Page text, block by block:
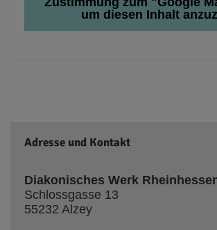
um diesen Inhalt
Adresse und Kontakt
Diakonisches Werk
Schlossgasse 13
55232 Alzey